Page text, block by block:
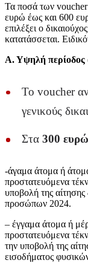
Τα ποσά των voucher
ευρώ έως και 600
επιλέξει ο
κατατάσσεται.
Α. Υψηλή περίοδος
Το voucher
γενικούς
Στα 300 ευρώ
-άγαμα άτομα ή
προστατευόμενα
υποβολή της
προσώπων 2024.
– έγγαμα άτομα ή
προστατευόμενα
την υποβολή της
εισοδήματος